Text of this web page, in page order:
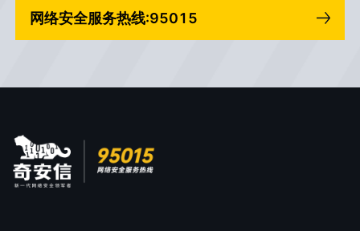
网络安全服务热线:95015